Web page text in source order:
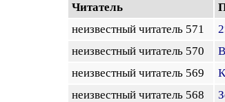
Читатель
неизвестный читатель 571
неизвестный читатель 570
неизвестный читатель 569
неизвестный читатель 568